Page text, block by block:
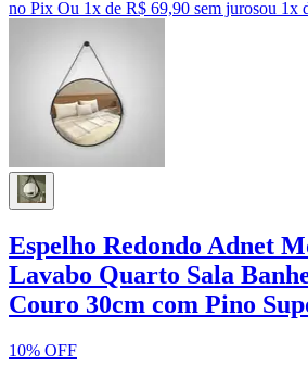
no Pix Ou 1x de R$ 69,90 sem jurosou 1x
Espelho Redondo Adnet
Lavabo Quarto Sala
Couro 30cm com Pino
10% OFF